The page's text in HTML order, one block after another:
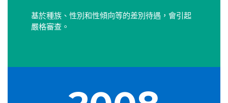
基於種族、性別和性傾向等的差別待遇，會引起
嚴格審查。